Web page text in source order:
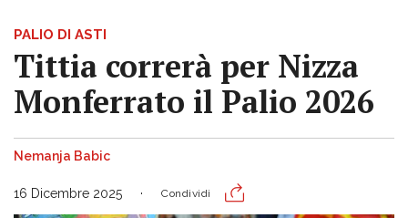
PALIO DI ASTI
Tittia correrà per Nizza
Monferrato il Palio 2026
Nemanja Babic
16 Dicembre 2025 Condividi